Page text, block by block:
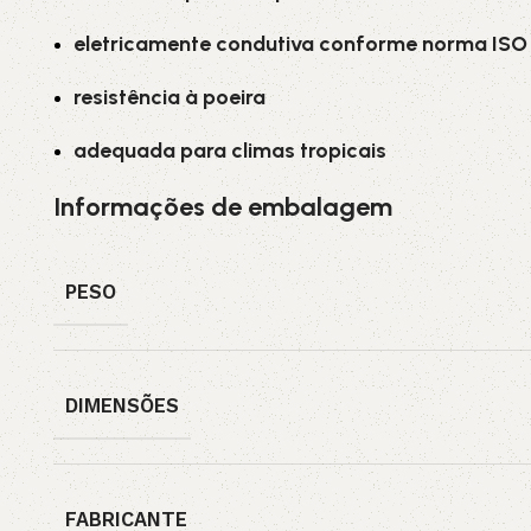
eletricamente condutiva conforme norma ISO
resistência à poeira
adequada para climas tropicais
Informações de embalagem
PESO
DIMENSÕES
FABRICANTE